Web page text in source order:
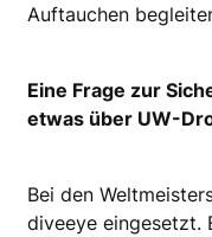
Auftauchen
Eine Frage zur
etwas über UW-
Bei den
diveeye eingesetzt.